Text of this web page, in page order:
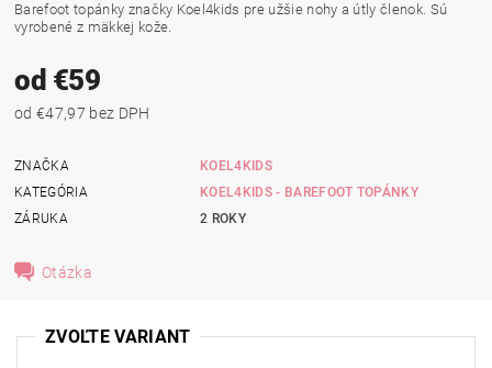
Barefoot topánky značky Koel4kids pre užšie nohy a útly členok. Sú
vyrobené z mäkkej kože.
od €59
od €47,97 bez DPH
ZNAČKA
KOEL4KIDS
KATEGÓRIA
KOEL4KIDS - BAREFOOT TOPÁNKY
ZÁRUKA
2 ROKY
Otázka
ZVOĽTE VARIANT